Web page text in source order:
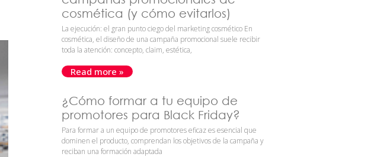
cosmética (y cómo evitarlos)
La ejecución: el gran punto ciego del marketing cosmético En
cosmética, el diseño de una campaña promocional suele recibir
toda la atención: concepto, claim, estética,
Read more »
¿Cómo formar a tu equipo de
promotores para Black Friday?
Para formar a un equipo de promotores eficaz es esencial que
dominen el producto, comprendan los objetivos de la campaña y
reciban una formación adaptada